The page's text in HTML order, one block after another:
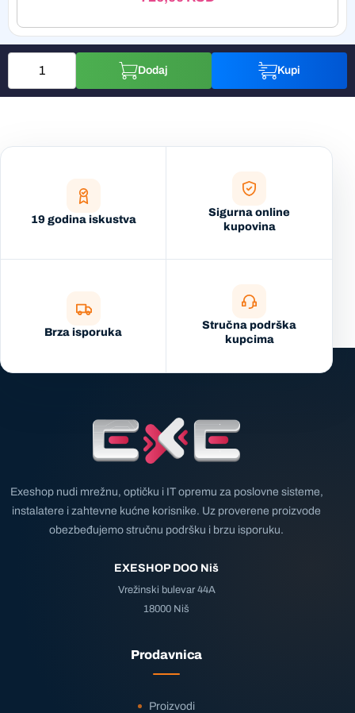
Dodaj Kupi
19 godina iskustva
Sigurna online
kupovina
Brza isporuka
Stručna podrška
kupcima
Exeshop nudi mrežnu, optičku i IT opremu za poslovne sisteme,
instalatere i zahtevne kućne korisnike. Uz proverene proizvode
obezbeđujemo stručnu podršku i brzu isporuku.
EXESHOP DOO Niš
Vrežinski bulevar 44A
18000 Niš
Prodavnica
Proizvodi